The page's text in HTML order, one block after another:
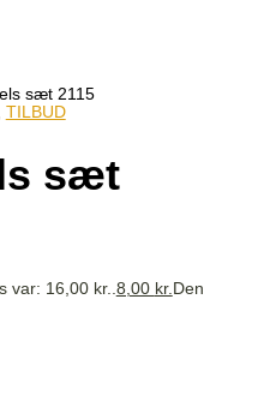
sæt 2115
TILBUD
sæt
var: 16,00 kr..8,00 kr. Den